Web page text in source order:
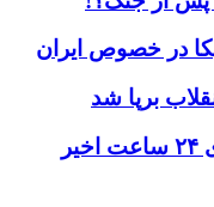
در خصوص ایران
برپا شد
این سه نفر بد اخلاق‌ترین ایرانی‌های ۲۴ ساعت اخیر